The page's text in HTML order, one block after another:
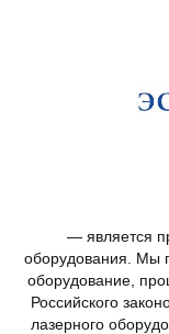
— является
оборудования. Мы
оборудование,
Российского
лазерного